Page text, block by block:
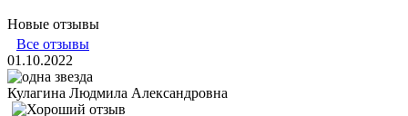
Новые отзывы
Все отзывы
01.10.2022
Кулагина Людмила Александровна